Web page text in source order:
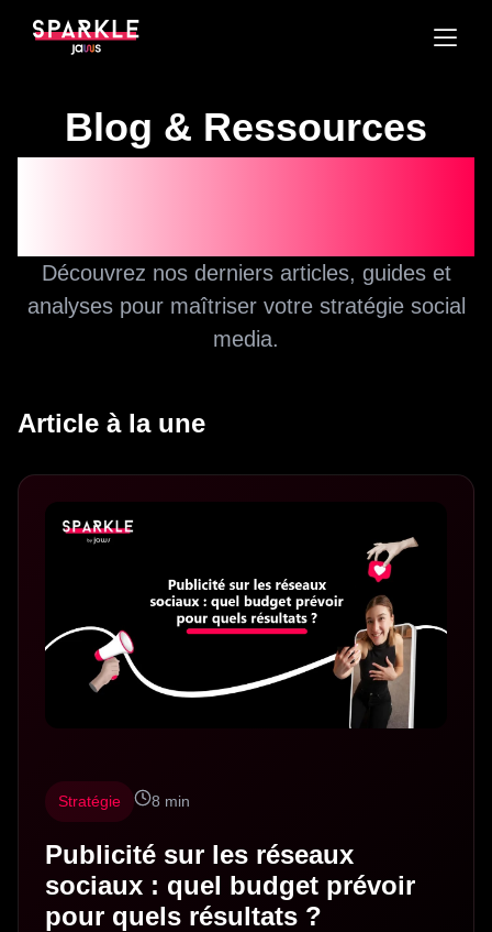
Blog & Ressources
Découvrez nos derniers articles, guides et
analyses pour maîtriser votre stratégie social
media.
Article à la une
Stratégie 8 min
Publicité sur les réseaux
sociaux : quel budget prévoir
pour quels résultats ?